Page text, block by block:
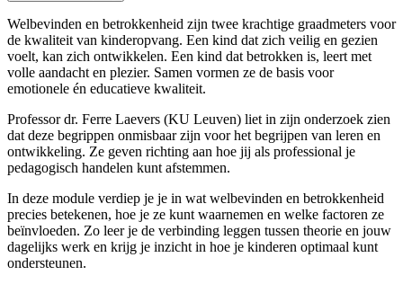
Welbevinden en betrokkenheid zijn twee krachtige graadmeters voor
de kwaliteit van kinderopvang. Een kind dat zich veilig en gezien
voelt, kan zich ontwikkelen. Een kind dat betrokken is, leert met
volle aandacht en plezier. Samen vormen ze de basis voor
emotionele én educatieve kwaliteit.
Professor dr. Ferre Laevers (KU Leuven) liet in zijn onderzoek zien
dat deze begrippen onmisbaar zijn voor het begrijpen van leren en
ontwikkeling. Ze geven richting aan hoe jij als professional je
pedagogisch handelen kunt afstemmen.
In deze module verdiep je je in wat welbevinden en betrokkenheid
precies betekenen, hoe je ze kunt waarnemen en welke factoren ze
beïnvloeden. Zo leer je de verbinding leggen tussen theorie en jouw
dagelijks werk en krijg je inzicht in hoe je kinderen optimaal kunt
ondersteunen.